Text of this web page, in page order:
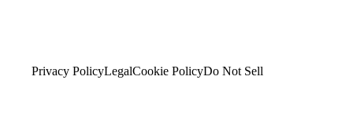
Privacy PolicyLegalCookie PolicyDo Not Sell